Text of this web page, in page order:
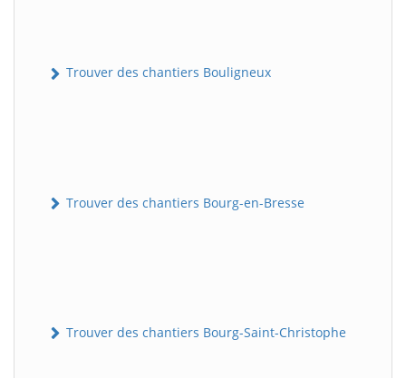
Trouver des chantiers Bouligneux
Trouver des chantiers Bourg-en-Bresse
Trouver des chantiers Bourg-Saint-Christophe